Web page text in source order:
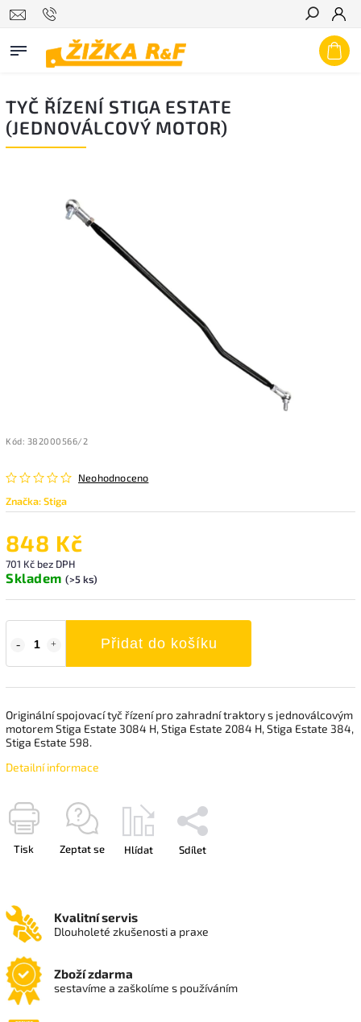
Hledat
TYČ ŘÍZENÍ STIGA ESTATE
(JEDNOVÁLCOVÝ MOTOR)
Kód: 382000566/2
Neohodnoceno
Značka:Stiga
848 Kč
701 Kč bez DPH
Skladem (>5 ks)
Přidat do košíku
Originální spojovací tyč řízení pro zahradní traktory s jednoválcovým
motorem Stiga Estate 3084 H, Stiga Estate 2084 H, Stiga Estate 384,
Stiga Estate 598.
Detailní informace
Tisk Zeptat se Hlídat Sdílet
Kvalitní servis
Dlouholeté zkušenosti a praxe
Zboží zdarma
sestavíme a zaškolíme s používáním